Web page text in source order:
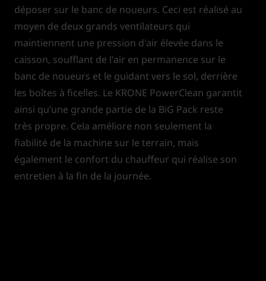
déposer sur le banc de noueurs. Ceci est réalisé au
moyen de deux grands ventilateurs qui
maintiennent une pression d'air élevée dans le
caisson, soufflant de l'air en permanence sur le
banc de noueurs et le guidant vers le sol, derrière
les boîtes à ficelles. Le KRONE PowerClean garantit
ainsi qu’une grande partie de la BiG Pack reste
très propre. Cela améliore non seulement la
fiabilité de la machine sur le terrain, mais
également le confort du chauffeur qui réalise son
entretien à la fin de la journée.